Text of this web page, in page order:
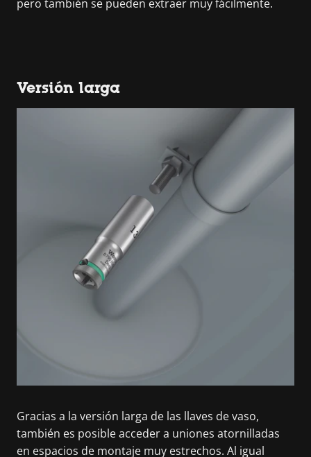
pero también se pueden extraer muy fácilmente.
Versión larga
Gracias a la versión larga de las llaves de vaso,
también es posible acceder a uniones atornilladas
en espacios de montaje muy estrechos. Al igual